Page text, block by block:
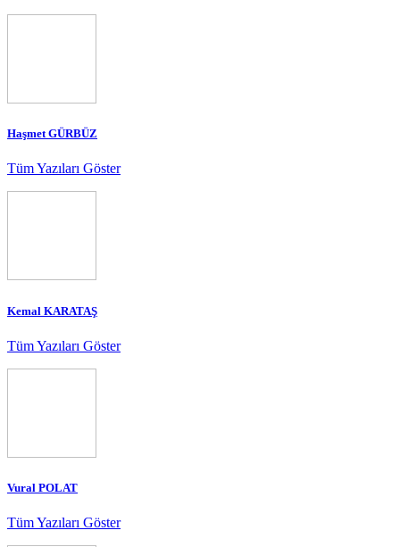
Haşmet GÜRBÜZ
Tüm Yazıları Göster
Kemal KARATAŞ
Tüm Yazıları Göster
Vural POLAT
Tüm Yazıları Göster